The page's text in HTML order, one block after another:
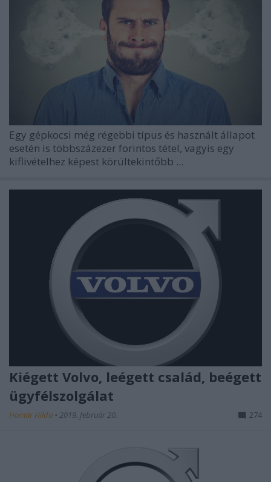
Egy gépkocsi még régebbi típus és használt állapot
esetén is többszázezer forintos tétel, vagyis egy
kiflivételhez képest körültekintőbb ...
Kiégett Volvo, leégett család, beégett
ügyfélszolgálat
Homár Hilda • 2019. február 20. 274